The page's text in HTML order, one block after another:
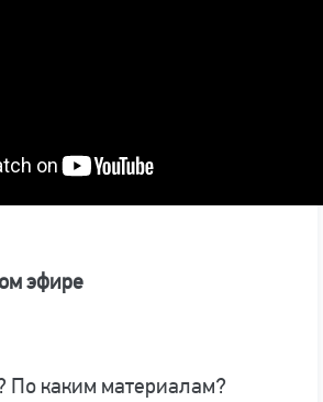
эфире
По каким материалам?